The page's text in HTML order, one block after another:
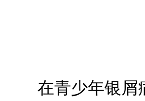
在青少年银屑